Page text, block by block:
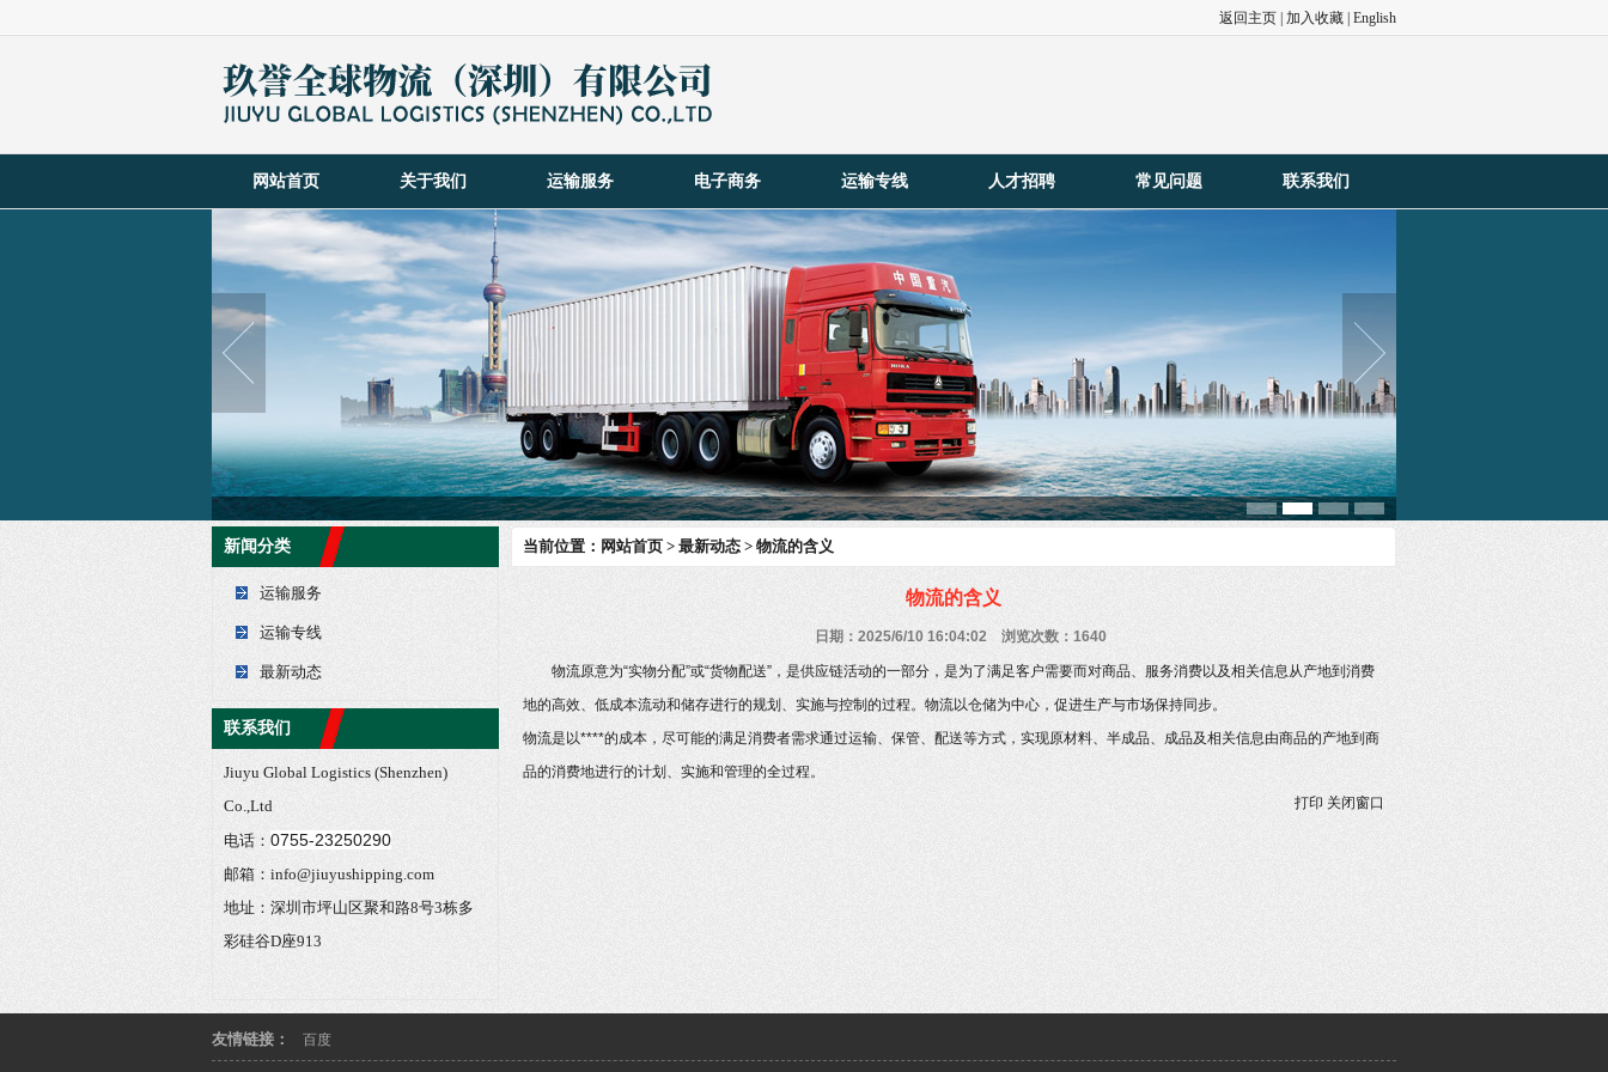
返回主页 加入收藏 English
网站首页 关于我们 运输服务 电子商务 运输专线 人才招聘 常见问题 联系我们
新闻分类
运输服务
运输专线
最新动态
联系我们
Jiuyu Global Logistics (Shenzhen)
Co.,Ltd
电话： 0755-23250290
邮箱：info@jiuyushipping.com
地址：深圳市坪山区聚和路8号3栋多
彩硅谷D座913
当前位置： 网站首页 > 最新动态 > 物流的含义
物流的含义
日期：2025/6/10 16:04:02 浏览次数：1640
物流原意为“实物分配”或“货物配送”，是供应链活动的一部分，是为了满足客户需要而对商品、服务消费以及相关信息从产地到消费
地的高效、低成本流动和储存进行的规划、实施与控制的过程。物流以仓储为中心，促进生产与市场保持同步。
物流是以****的成本，尽可能的满足消费者需求通过运输、保管、配送等方式，实现原材料、半成品、成品及相关信息由商品的产地到商
品的消费地进行的计划、实施和管理的全过程。
打印 关闭窗口
友情链接： 百度